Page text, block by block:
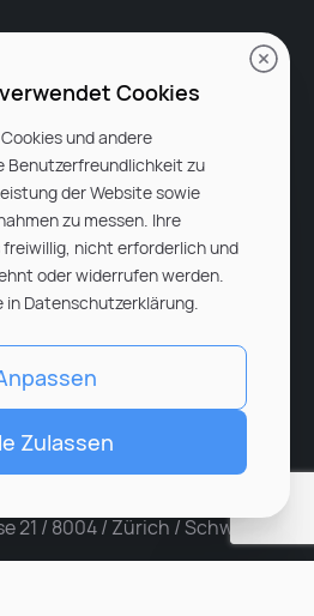
reserved
21 / 8004 / Zürich / Schweiz
Cookies
und andere
Benutzerfreundlichkeit zu
der Website sowie
zu messen. Ihre
nicht erforderlich und
oder widerrufen werden.
in Datenschutzerklärung.
Zulassen